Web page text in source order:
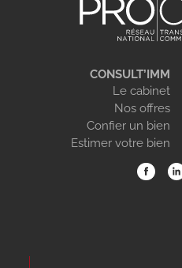
CONSULT’IMM
Le cabinet
Nos offres
Confier un bien
Estimer votre bien